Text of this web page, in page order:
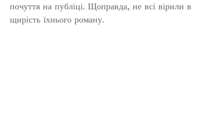
почуття на публіці. Щоправда, не всі вірили в
щирість їхнього роману.